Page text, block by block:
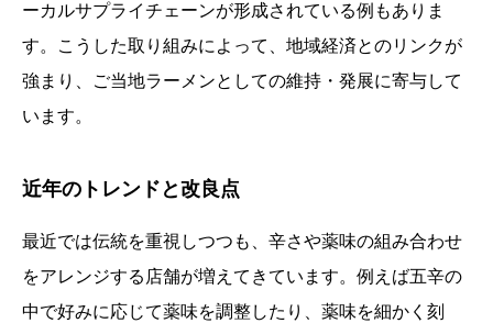
ーカルサプライチェーンが形成されている例もありま
す。こうした取り組みによって、地域経済とのリンクが
強まり、ご当地ラーメンとしての維持・発展に寄与して
います。
近年のトレンドと改良点
最近では伝統を重視しつつも、辛さや薬味の組み合わせ
をアレンジする店舗が増えてきています。例えば五辛の
中で好みに応じて薬味を調整したり、薬味を細かく刻